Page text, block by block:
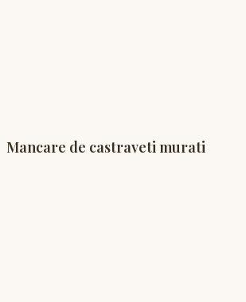
Mancare de castraveti murati